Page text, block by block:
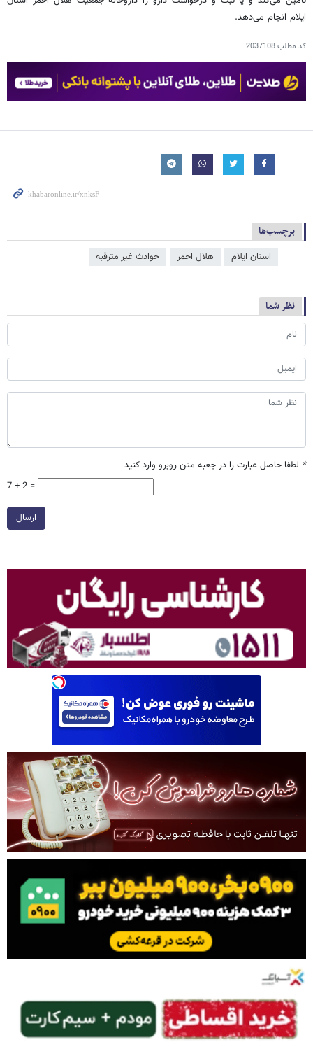
ایلام انجام می‌دهد.
کد مطلب2037108
برچسب‌ها
استان ایلام هلال احمر حوادث غیر مترقبه
نظر شما
* لطفا حاصل عبارت را در جعبه متن روبرو وارد کنید
7 + 2 =
ارسال